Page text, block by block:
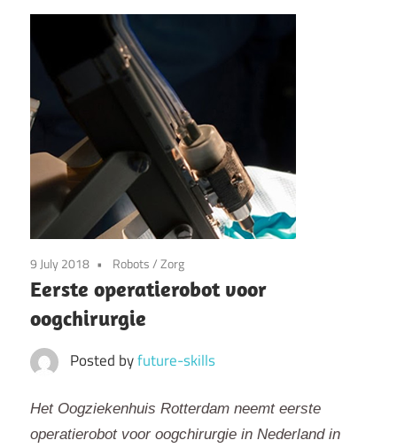
9 July 2018 Robots/Zorg
Eerste operatierobot voor
oogchirurgie
Posted byfuture-skills
Het Oogziekenhuis Rotterdam neemt eerste
operatierobot voor oogchirurgie in Nederland in